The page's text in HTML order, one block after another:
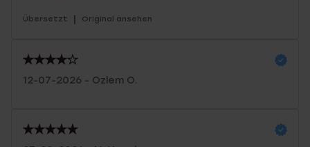
Übersetzt | Original ansehen
12-07-2026 - Ozlem O.